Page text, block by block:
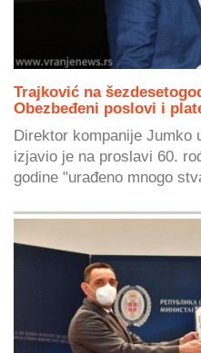
Trajković na
Obezbeđeni poslovi i
Direktor kompanije Jumko
izjavio je na proslavi 60.
godine "urađeno mnogo